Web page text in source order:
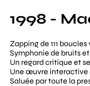
1998 -
Zapping de 111 boucles
Symphonie de bruits
Un regard critique et
Une œuvre interactive
Saluée par toute la